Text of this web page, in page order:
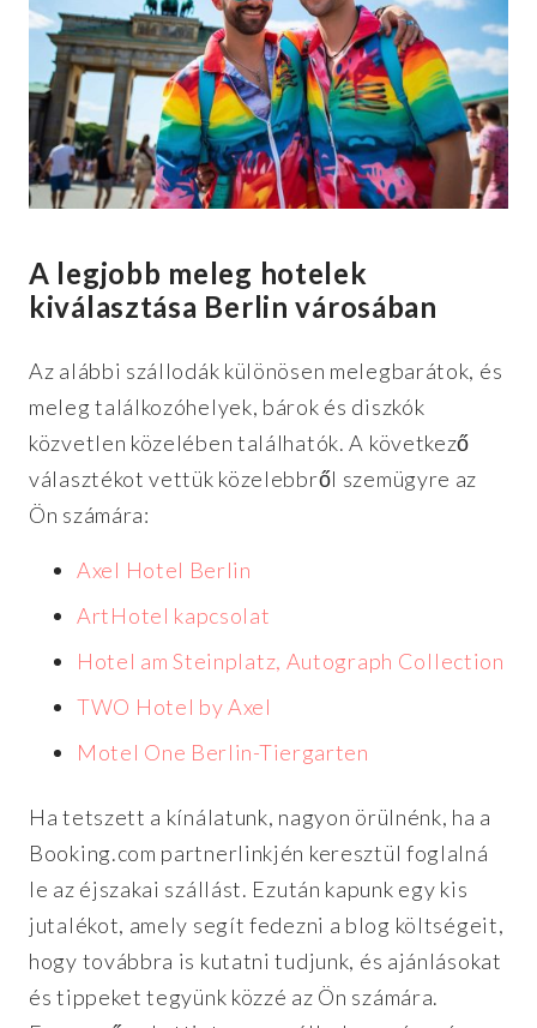
A legjobb meleg hotelek
kiválasztása Berlin városában
Az alábbi szállodák különösen melegbarátok, és
meleg találkozóhelyek, bárok és diszkók
közvetlen közelében találhatók. A következő
választékot vettük közelebbről szemügyre az
Ön számára:
Axel Hotel Berlin
ArtHotel kapcsolat
Hotel am Steinplatz, Autograph Collection
TWO Hotel by Axel
Motel One Berlin-Tiergarten
Ha tetszett a kínálatunk, nagyon örülnénk, ha a
Booking.com partnerlinkjén keresztül foglalná
le az éjszakai szállást. Ezután kapunk egy kis
jutalékot, amely segít fedezni a blog költségeit,
hogy továbbra is kutatni tudjunk, és ajánlásokat
és tippeket tegyünk közzé az Ön számára.